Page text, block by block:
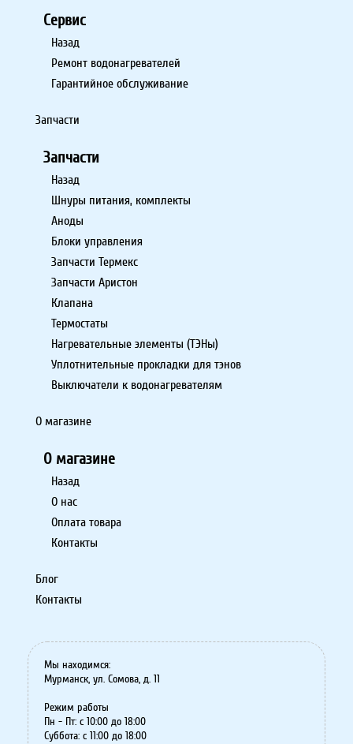
Сервис
Назад
Ремонт водонагревателей
Гарантийное обслуживание
Запчасти
Запчасти
Назад
Шнуры питания, комплекты
Аноды
Блоки управления
Запчасти Термекс
Запчасти Аристон
Клапана
Термостаты
Нагревательные элементы (ТЭНы)
Уплотнительные прокладки для тэнов
Выключатели к водонагревателям
О магазине
О магазине
Назад
О нас
Оплата товара
Контакты
Блог
Контакты
Мы находимся:
Мурманск, ул. Сомова, д. 11
Режим работы
Пн - Пт: с 10:00 до 18:00
Суббота: с 11:00 до 18:00